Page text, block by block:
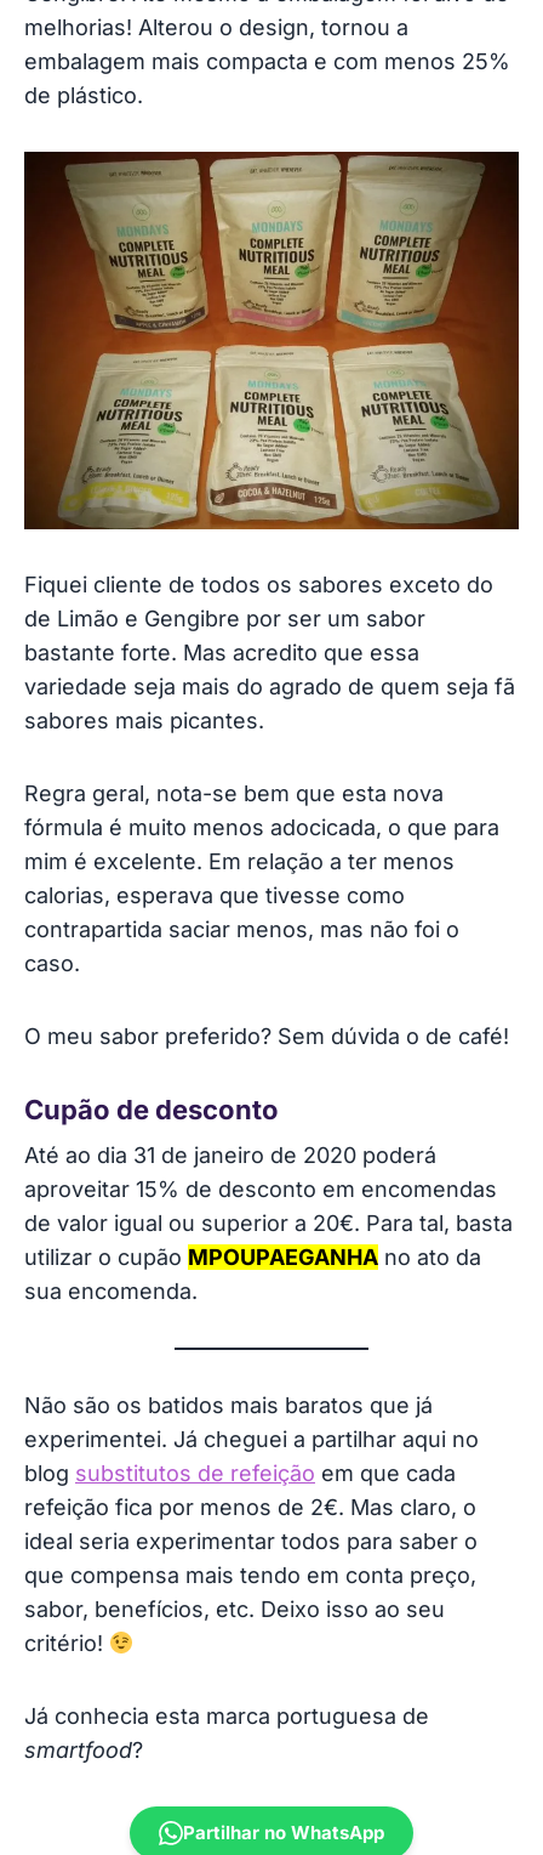
melhorias! Alterou o design, tornou a
embalagem mais compacta e com menos 25%
de plástico.
Fiquei cliente de todos os sabores exceto do
de Limão e Gengibre por ser um sabor
bastante forte. Mas acredito que essa
variedade seja mais do agrado de quem seja fã
sabores mais picantes.
Regra geral, nota-se bem que esta nova
fórmula é muito menos adocicada, o que para
mim é excelente. Em relação a ter menos
calorias, esperava que tivesse como
contrapartida saciar menos, mas não foi o
caso.
O meu sabor preferido? Sem dúvida o de café!
Cupão de desconto
Até ao dia 31 de janeiro de 2020 poderá
aproveitar 15% de desconto em encomendas
de valor igual ou superior a 20€. Para tal, basta
utilizar o cupão MPOUPAEGANHA no ato da
sua encomenda.
Não são os batidos mais baratos que já
experimentei. Já cheguei a partilhar aqui no
blog substitutos de refeição em que cada
refeição fica por menos de 2€. Mas claro, o
ideal seria experimentar todos para saber o
que compensa mais tendo em conta preço,
sabor, benefícios, etc. Deixo isso ao seu
critério!
Já conhecia esta marca portuguesa de
smartfood?
Partilhar no WhatsApp